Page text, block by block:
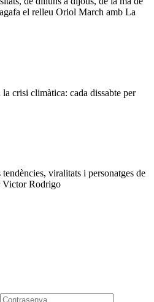
el relleu Oriol March amb La
crisi climàtica: cada dissabte per
viralitats i personatges de
Victor Rodrigo